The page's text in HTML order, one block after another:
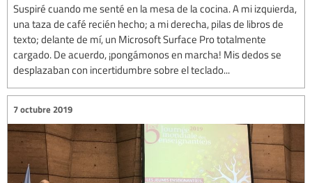
Suspiré cuando me senté en la mesa de la cocina. A mi izquierda,
una taza de café recién hecho; a mi derecha, pilas de libros de
texto; delante de mí, un Microsoft Surface Pro totalmente
cargado. De acuerdo, ¡pongámonos en marcha! Mis dedos se
desplazaban con incertidumbre sobre el teclado...
7 octubre 2019